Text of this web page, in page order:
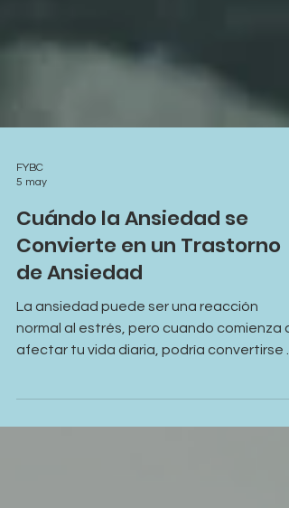
5 may
Cuándo la Ansiedad se
Convierte en un Trastorno
de Ansiedad
La ansiedad puede ser una reacción
normal al estrés, pero cuando comienza a
algo más serio. Aprende a reconocer las
señales de un trastorno de ansiedad y